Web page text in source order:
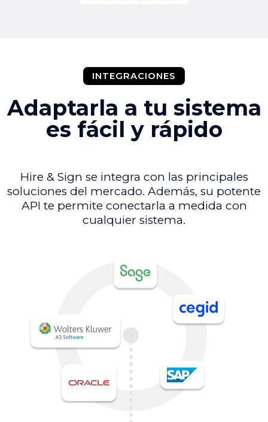
INTEGRACIONES
Adaptarla a tu sistema
es fácil y rápido
Hire & Sign se integra con las principales
soluciones del mercado. Además, su potente
API te permite conectarla a medida con
cualquier sistema.